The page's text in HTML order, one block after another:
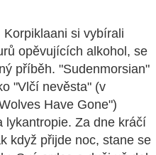
Korpiklaani si vybírali
opěvujících alkohol, se
příběh. "Sudenmorsian"
"Vlčí nevěsta" (v
Have Gone")
lykantropie. Za dne kráčí
když přijde noc, stane se